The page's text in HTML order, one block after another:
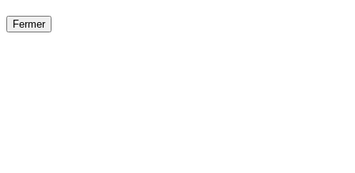
Fermer